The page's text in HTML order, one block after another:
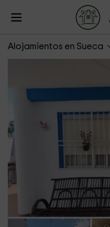
Alojamientos en Sueca
La Caseta de José